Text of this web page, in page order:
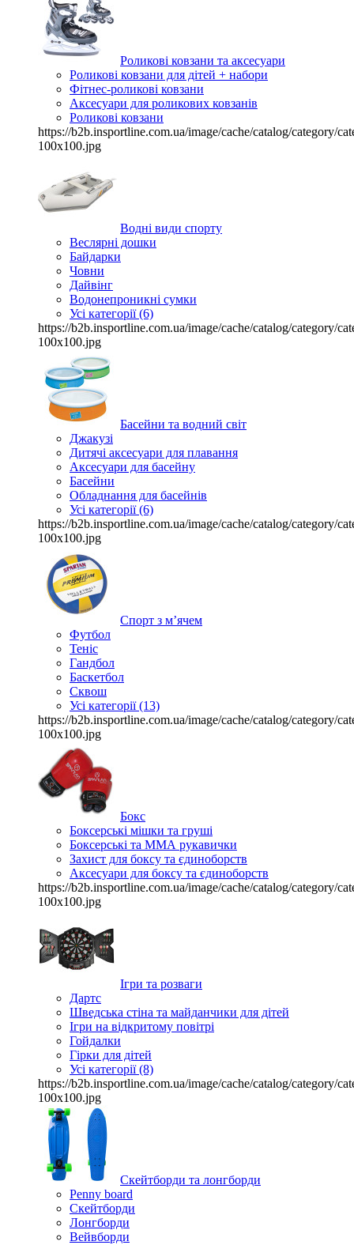
Роликові ковзани та аксесуари
Роликові ковзани для дітей + набори
Фітнес-роликові ковзани
Аксесуари для роликових ковзанів
Роликові ковзани
https://b2b.insportline.com.ua/image/cache/catalog/category/
100x100.jpg
Водні види спорту
Веслярні дошки
Байдарки
Човни
Дайвінг
Водонепроникні сумки
Усі категорії (6)
https://b2b.insportline.com.ua/image/cache/catalog/category/
100x100.jpg
Басейни та водний світ
Джакузі
Дитячі аксесуари для плавання
Аксесуари для басейну
Басейни
Обладнання для басейнів
Усі категорії (6)
https://b2b.insportline.com.ua/image/cache/catalog/category/
100x100.jpg
Спорт з м’ячем
Футбол
Теніс
Гандбол
Баскетбол
Сквош
Усі категорії (13)
https://b2b.insportline.com.ua/image/cache/catalog/category/
100x100.jpg
Бокс
Боксерські мішки та груші
Боксерські та ММА рукавички
Захист для боксу та єдиноборств
Аксесуари для боксу та єдиноборств
https://b2b.insportline.com.ua/image/cache/catalog/category/
100x100.jpg
Ігри та розваги
Дартс
Шведська стіна та майданчики для дітей
Ігри на відкритому повітрі
Гойдалки
Гірки для дітей
Усі категорії (8)
https://b2b.insportline.com.ua/image/cache/catalog/category/
100x100.jpg
Скейтборди та лонгборди
Penny board
Скейтборди
Лонгборди
Вейвборди